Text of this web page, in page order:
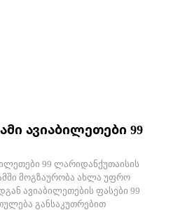
ავიაბილეთები 99
99 ლარიდანქუთაისის
მოგზაურობა ახლა უფრო
ავიაბილეთების ფასები 99
განსაკუთრებით